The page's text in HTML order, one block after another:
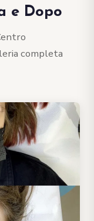
e Dopo
completa